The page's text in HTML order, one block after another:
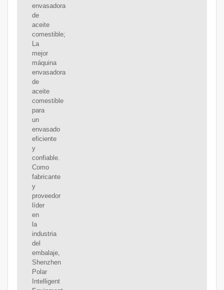
envasadora
de
aceite
comestible;
La
mejor
máquina
envasadora
de
aceite
comestible
para
un
envasado
eficiente
y
confiable.
Como
fabricante
y
proveedor
líder
en
la
industria
del
embalaje,
Shenzhen
Polar
Intelligent